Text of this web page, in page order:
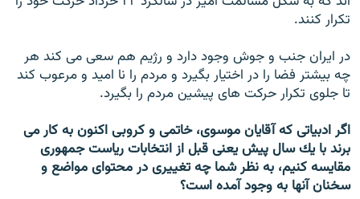
تكرار كنند.
در ايران جنب و جوش وجود دارد و رژيم هم سعى مى كند هر
چه بيشتر فضا را در اختيار بگيرد و مردم را نا اميد و مرعوب كند
تا جلوى تكرار حركت هاى پيشين مردم را بگيرد.
اگر ادبياتى كه آقايان موسوى، خاتمى و كروبى اكنون به كار مى
برند با يك سال پيش يعنى قبل از انتخابات رياست جمهورى
مقايسه كنيم، به نظر شما چه تغييرى در محتواى مواضع و
سخنان آنها به وجود آمده است؟